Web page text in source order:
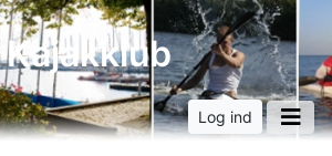
Log ind